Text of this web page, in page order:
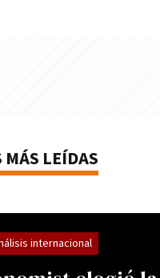
LEÍDAS
internacional